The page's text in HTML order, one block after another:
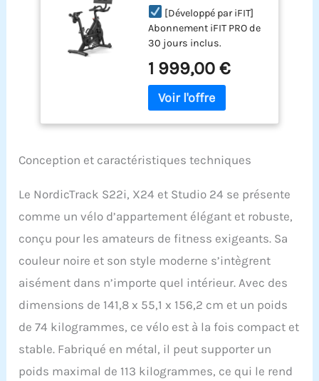
[Développé par iFIT]
Abonnement iFIT PRO de
30 jours inclus.
sur
amazon@nordictrack.fr
et explorez tout le
d’entraînement et
expérience
d’un entraînement par
des coachs iFIT experts,
lors de séances dans le
monde entier, qui
s’adaptent à votre niveau
objectifs grâce à notre
technologie
SmartAdjust.
[L'écran
tactile pivotant de 24
pouces (60,96 cm) vous
1 999,00 €
Conception et caractéristiques techniques
Le NordicTrack S22i, X24 et Studio 24 se présente
comme un vélo d’appartement élégant et robuste,
conçu pour les amateurs de fitness exigeants. Sa
couleur noire et son style moderne s’intègrent
aisément dans n’importe quel intérieur. Avec des
dimensions de 141,8 x 55,1 x 156,2 cm et un poids
de 74 kilogrammes, ce vélo est à la fois compact et
stable. Fabriqué en métal, il peut supporter un
poids maximal de 113 kilogrammes, ce qui le rend